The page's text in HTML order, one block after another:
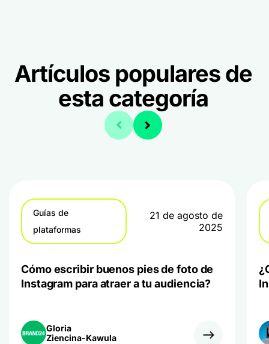
Artículos populares de
esta categoría
Guías de
plataformas
21 de agosto de
2025
Cómo escribir buenos pies de foto de
Instagram para atraer a tu audiencia?
Gloria
Ziencina-Kawula